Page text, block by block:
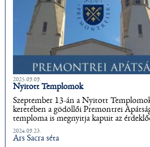
2025.09.09.
Nyitott Templomok
Szeptember 13-án a Nyitott
keretében a gödöllői Premontrei
temploma is megnyitja kapuit az
2024.09.23.
Ars Sacra séta